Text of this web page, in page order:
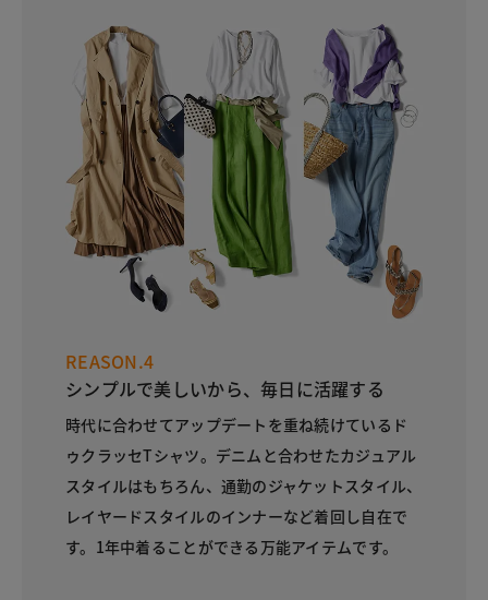
REASON.4
シンプルで美しいから、毎日に活躍する
時代に合わせてアップデートを重ね続けているド
ゥクラッセTシャツ。デニムと合わせたカジュアル
スタイルはもちろん、通勤のジャケットスタイル、
レイヤードスタイルのインナーなど着回し自在で
す。1年中着ることができる万能アイテムです。